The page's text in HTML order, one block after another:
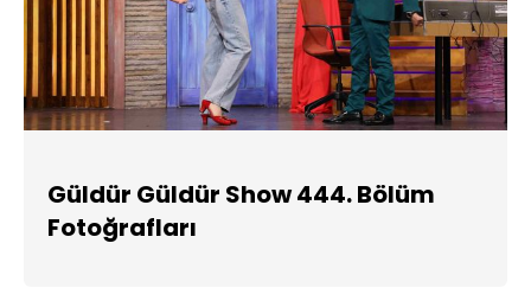
Güldür Güldür Show 444. Bölüm
Fotoğrafları